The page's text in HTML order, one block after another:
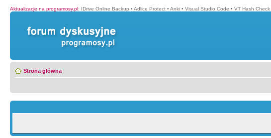
Aktualizacje na programosy.pl: IDrive Online Backup • Adlice Protect • Anki • Visual Studio Code • VT Hash Check
Strona główna